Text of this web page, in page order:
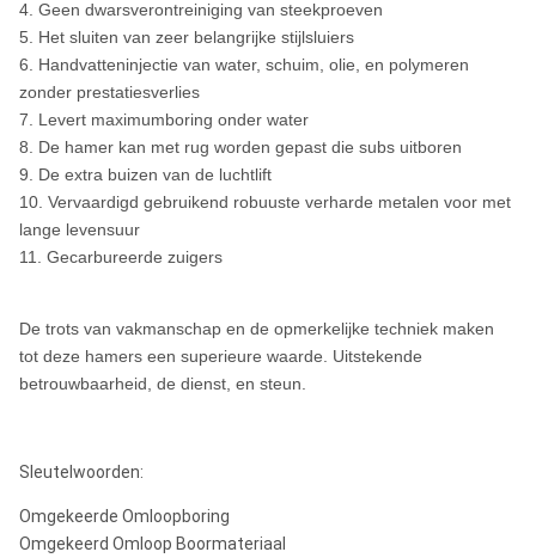
5 1/2“ PR54
6“ MX5456
6 " ~6 1/2“ RC62/RC62R
8“ RC82/RC82R RC82/RC82R ROS RC 80
Nota's:
Metzke, Remet-draad is beschikbaar!
4. Geen dwarsverontreiniging van steekproeven
5. Het sluiten van zeer belangrijke stijlsluiers
6. Handvatteninjectie van water, schuim, olie, en polymeren
zonder prestatiesverlies
7. Levert maximumboring onder water
8. De hamer kan met rug worden gepast die subs uitboren
9. De extra buizen van de luchtlift
10. Vervaardigd gebruikend robuuste verharde metalen voor met
lange levensuur
11. Gecarbureerde zuigers
De trots van vakmanschap en de opmerkelijke techniek maken
tot deze hamers een superieure waarde. Uitstekende
betrouwbaarheid, de dienst, en steun.
Sleutelwoorden:
Omgekeerde Omloopboring
Omgekeerd Omloop Boormateriaal